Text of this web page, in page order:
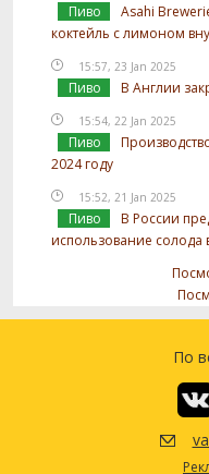
Пиво
Asahi
коктейль с лимоном
15:57, 23 Jan 2025
Пиво В Англии
15:54, 22 Jan 2025
Пиво
2024 году
15:52, 21 Jan 2025
Пиво
В России
использование солода
По